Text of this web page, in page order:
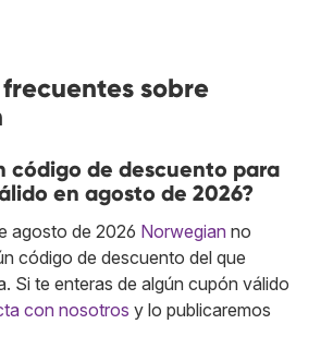
sobre
código de descuento para
en agosto de 2026?
agosto de 2026 Norwegian no
código de descuento del que
Si te enteras de algún cupón válido
con nosotros y lo publicaremos